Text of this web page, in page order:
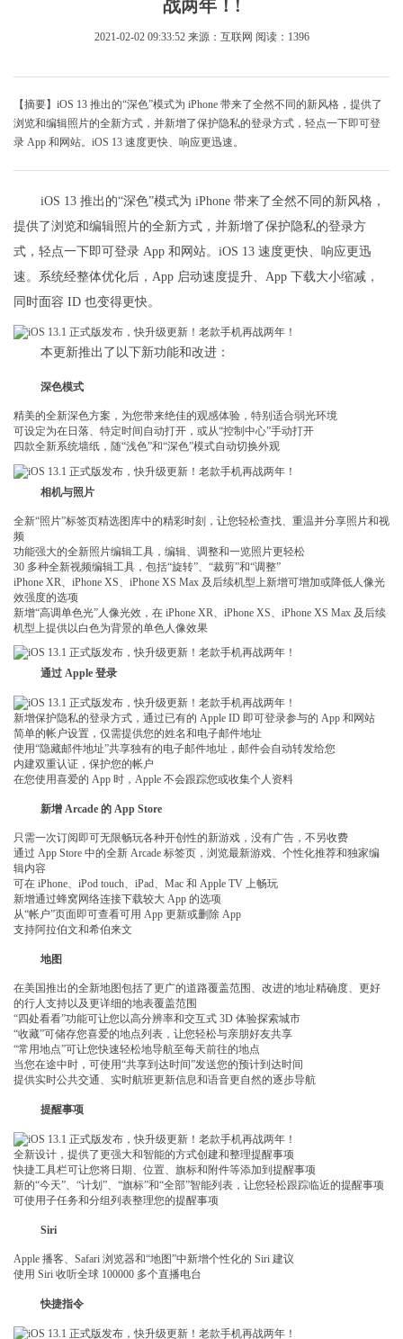
战两年！!
2021-02-02 09:33:52 来源：互联网 阅读：1396
【摘要】iOS 13 推出的“深色”模式为 iPhone 带来了全然不同的新风格，提供了
浏览和编辑照片的全新方式，并新增了保护隐私的登录方式，轻点一下即可登
录 App 和网站。iOS 13 速度更快、响应更迅速。
iOS 13 推出的“深色”模式为 iPhone 带来了全然不同的新风格，
提供了浏览和编辑照片的全新方式，并新增了保护隐私的登录方
式，轻点一下即可登录 App 和网站。iOS 13 速度更快、响应更迅
速。系统经整体优化后，App 启动速度提升、App 下载大小缩减，
同时面容 ID 也变得更快。
本更新推出了以下新功能和改进：
深色模式
精美的全新深色方案，为您带来绝佳的观感体验，特别适合弱光环境
可设定为在日落、特定时间自动打开，或从“控制中心”手动打开
四款全新系统墙纸，随“浅色”和“深色”模式自动切换外观
相机与照片
全新“照片”标签页精选图库中的精彩时刻，让您轻松查找、重温并分享照片和视
频
功能强大的全新照片编辑工具，编辑、调整和一览照片更轻松
30 多种全新视频编辑工具，包括“旋转”、“裁剪”和“调整”
iPhone XR、iPhone XS、iPhone XS Max 及后续机型上新增可增加或降低人像光
效强度的选项
新增“高调单色光”人像光效，在 iPhone XR、iPhone XS、iPhone XS Max 及后续
机型上提供以白色为背景的单色人像效果
通过 Apple 登录
新增保护隐私的登录方式，通过已有的 Apple ID 即可登录参与的 App 和网站
简单的帐户设置，仅需提供您的姓名和电子邮件地址
使用“隐藏邮件地址”共享独有的电子邮件地址，邮件会自动转发给您
内建双重认证，保护您的帐户
在您使用喜爱的 App 时，Apple 不会跟踪您或收集个人资料
新增 Arcade 的 App Store
只需一次订阅即可无限畅玩各种开创性的新游戏，没有广告，不另收费
通过 App Store 中的全新 Arcade 标签页，浏览最新游戏、个性化推荐和独家编
辑内容
可在 iPhone、iPod touch、iPad、Mac 和 Apple TV 上畅玩
新增通过蜂窝网络连接下载较大 App 的选项
从“帐户”页面即可查看可用 App 更新或删除 App
支持阿拉伯文和希伯来文
地图
在美国推出的全新地图包括了更广的道路覆盖范围、改进的地址精确度、更好
的行人支持以及更详细的地表覆盖范围
“四处看看”功能可让您以高分辨率和交互式 3D 体验探索城市
“收藏”可储存您喜爱的地点列表，让您轻松与亲朋好友共享
“常用地点”可让您快速轻松地导航至每天前往的地点
当您在途中时，可使用“共享到达时间”发送您的预计到达时间
提供实时公共交通、实时航班更新信息和语音更自然的逐步导航
提醒事项
全新设计，提供了更强大和智能的方式创建和整理提醒事项
快捷工具栏可让您将日期、位置、旗标和附件等添加到提醒事项
新的“今天”、“计划”、“旗标”和“全部”智能列表，让您轻松跟踪临近的提醒事项
可使用子任务和分组列表整理您的提醒事项
Siri
Apple 播客、Safari 浏览器和“地图”中新增个性化的 Siri 建议
使用 Siri 收听全球 100000 多个直播电台
快捷指令